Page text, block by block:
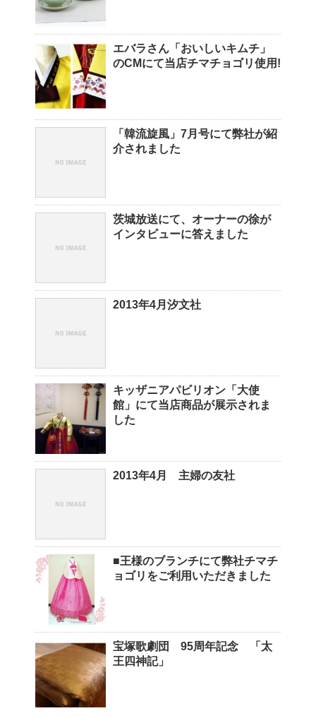
エバラさん「おいしいキムチ」
のCMにて当店チマチョゴリ使用!
「韓流旋風」7月号にて弊社が紹
介されました
茨城放送にて、オーナーの徐が
インタビューに答えました
2013年4月汐文社
キッザニアパビリオン「大使
館」にて当店商品が展示されま
した
2013年4月 主婦の友社
■王様のブランチにて弊社チマチ
ョゴリをご利用いただきました
宝塚歌劇団 95周年記念 「太
王四神記」